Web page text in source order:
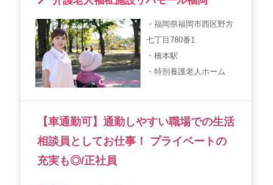
・福岡県福岡市西区野方
七丁目780番1
・橋本駅
・特別養護老人ホーム
【車通勤可】通勤しやすい職場での生活
相談員としてお仕事！ プライベートの
充実も◎/正社員